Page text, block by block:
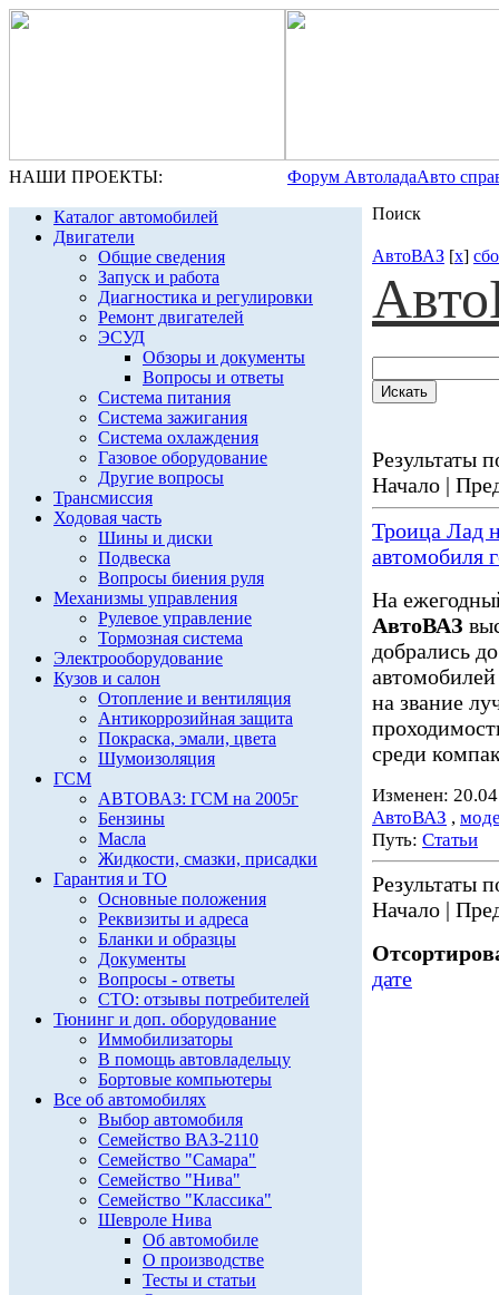
НАШИ ПРОЕКТЫ: Форум АвтоладаАвто
Каталог автомобилей
Двигатели
Общие сведения
Запуск и работа
Диагностика и регулировки
Ремонт двигателей
ЭСУД
Обзоры и документы
Вопросы и ответы
Система питания
Система зажигания
Система охлаждения
Газовое оборудование
Другие вопросы
Трансмиссия
Ходовая часть
Шины и диски
Подвеска
Вопросы биения руля
Механизмы управления
Рулевое управление
Тормозная система
Электрооборудование
Кузов и салон
Отопление и вентиляция
Антикоррозийная защита
Покраска, эмали, цвета
Шумоизоляция
ГСМ
АВТОВАЗ: ГСМ на 2005г
Бензины
Масла
Жидкости, смазки, присадки
Гарантия и ТО
Основные положения
Реквизиты и адреса
Бланки и образцы
Документы
Вопросы - ответы
СТО: отзывы потребителей
Тюнинг и доп. оборудование
Иммобилизаторы
В помощь автовладельцу
Бортовые компьютеры
Все об автомобилях
Выбор автомобиля
Семейство ВАЗ-2110
Семейство "Самара"
Семейство "Нива"
Семейство "Классика"
Шевроле Нива
Об автомобиле
О производстве
Тесты и статьи
Поиск
АвтоВАЗ [x]
Результаты
Начало |
Троица Лад
автомобиля
На
АвтоВАЗ
добрались
на звание
среди
Изменен:
АвтоВАЗ ,
Путь: Статьи
Результаты
Начало |
дате